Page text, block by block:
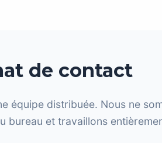
de contact
équipe distribuée. Nous ne
bureau et travaillons